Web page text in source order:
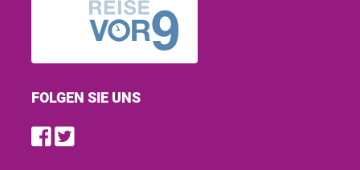
FOLGEN SIE UNS
Find us on Facebook
Follow us on Twitter